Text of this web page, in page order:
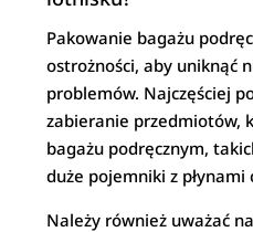
Pakowanie bagażu
ostrożności, aby uniknąć
problemów. Najczęściej
zabieranie przedmiotów,
bagażu podręcznym,
duże pojemniki z
Należy również uważać